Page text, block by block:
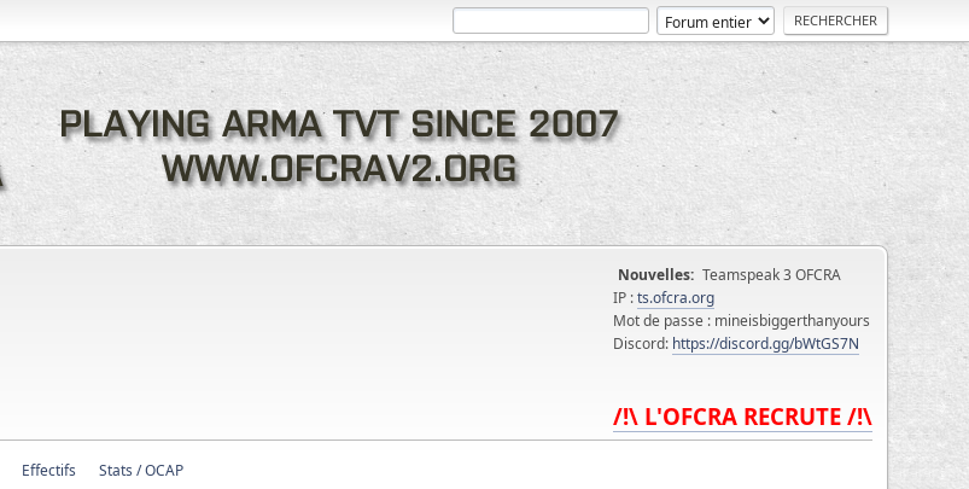
Nouvelles: Teamspeak 3 OFCRA
IP :ts.ofcra.org
Mot de passe : mineisbiggerthanyours
Discord: https://discord.gg/bWtGS7N
/!\ L'OFCRA RECRUTE /!\
Effectifs Stats / OCAP